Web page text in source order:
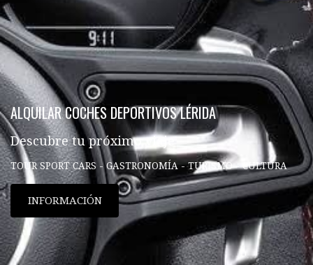
ALQUILAR COCHES DEPORTIVOS LÉRIDA
Descubre tu próximo viaje
TOUR SPORT CARS - GASTRONOMÍA - TURISMO - CULTURA
INFORMACIÓN